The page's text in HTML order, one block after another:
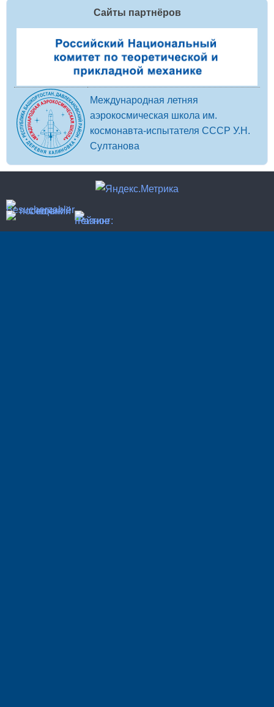
Сайты партнёров
Международная летняя
аэрокосмическая школа им.
космонавта-испытателя СССР У.Н.
Султанова